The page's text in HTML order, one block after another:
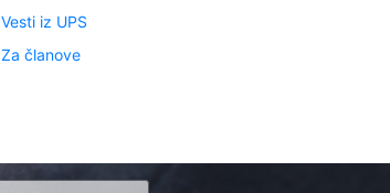
Vesti iz UPS
Za članove